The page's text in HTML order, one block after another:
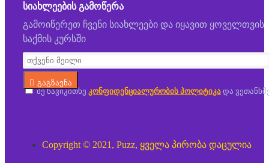
ᲡᲘᲐᲮᲚᲔᲔᲑᲘᲡ ᲒᲐᲛᲝᲬᲔᲠᲐ
გამოიწერეთ ჩვენი სიახლეები და იყავით ყოველთვის
საქმის კურსში
გაგზავნა
მე წავიკითხე კონფიდენციალურობის პოლიტიკა და
Copyright © 2021, Puzz, ყველა პირობა დაცულია